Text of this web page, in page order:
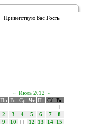
Приветствую Вас Гость
« Июль 2012 »
Пн Вт Ср Чт Пт Сб Вс
1
2 3 4 5 6 7
8
9
10 11 12 13 14
15